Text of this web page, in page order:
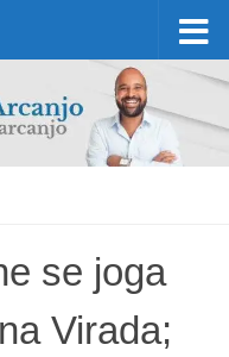
se joga
Virada;